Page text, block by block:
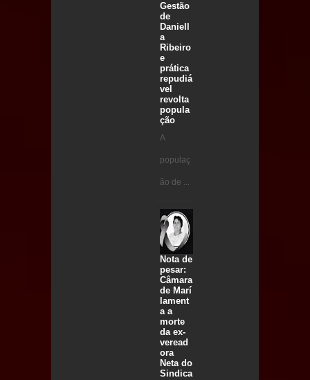
Gestão
de
Daniell
a
Ribeiro
e
prática
repudiá
vel
revolta
popula
ção
A
populaç
ão de ...
Nota de
pesar:
Câmara
de Marí
lament
a a
morte
da ex-
veread
ora
Neta do
Sindica